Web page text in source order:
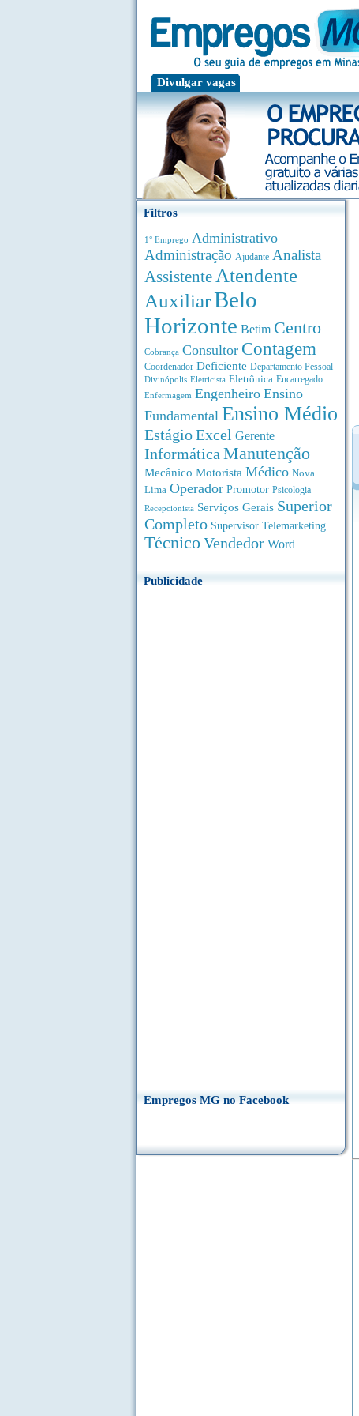
Divulgar vagas
Filtros
1° Emprego Administrativo
Administração Ajudante Analista
Assistente Atendente
AuxiliarBelo
Horizonte Betim Centro
Cobrança Consultor Contagem
Coordenador Deficiente Departamento Pessoal
Divinópolis Eletricista Eletrônica Encarregado
Enfermagem Engenheiro Ensino
Fundamental Ensino Médio
EstágioExcel Gerente
Informática Manutenção
Mecânico Motorista Médico Nova
Lima Operador Promotor Psicologia
Recepcionista Serviços Gerais Superior
Completo Supervisor Telemarketing
TécnicoVendedor Word
Publicidade
Empregos MG no Facebook